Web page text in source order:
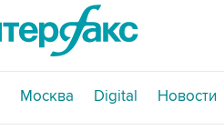
Москва Digital Новости